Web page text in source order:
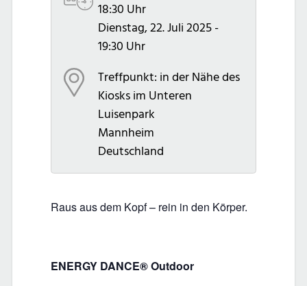
18:30 Uhr
Dienstag, 22. Juli 2025 -
19:30 Uhr
Treffpunkt: in der Nähe des
Kiosks im Unteren
Luisenpark
Mannheim
Deutschland
Raus aus dem Kopf – rein in den Körper.
ENERGY DANCE® Outdoor